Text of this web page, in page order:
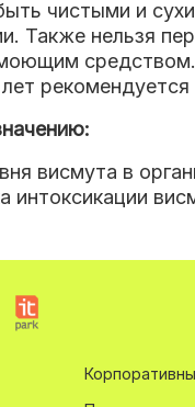
чистыми и
Также нельзя
средством.
рекомендуется
висмута в
интоксикации